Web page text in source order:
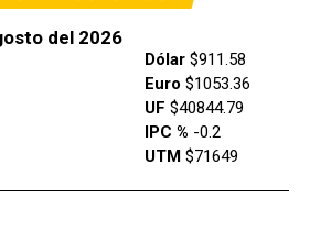
del 2026
Dólar$911.58
Euro $1053.36
UF $40844.79
IPC % -0.2
UTM $71649